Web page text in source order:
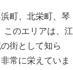
町、北栄町、琴
このエリアは、江
街として知ら
常に栄えていま